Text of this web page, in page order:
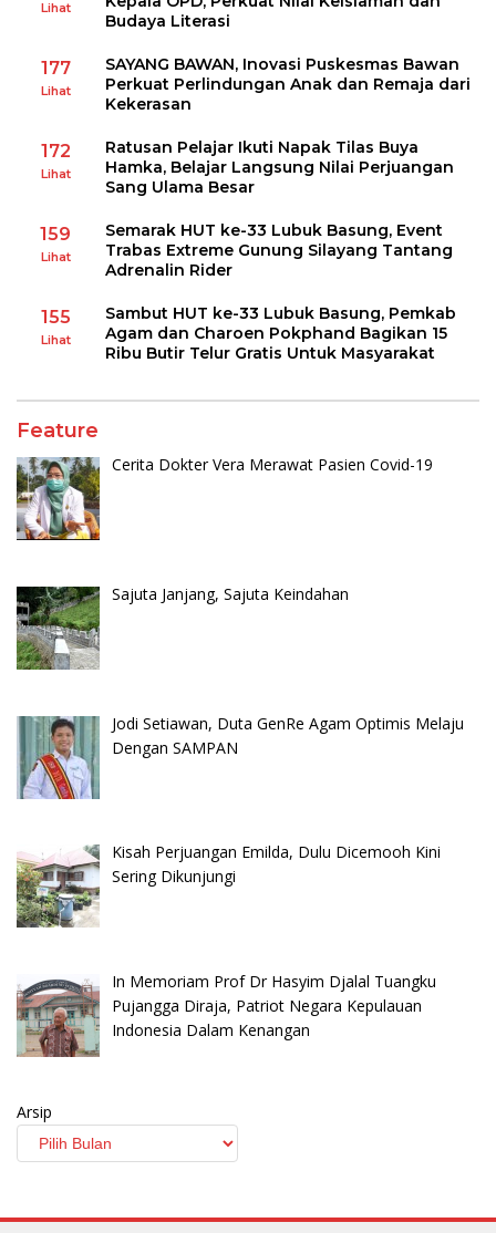
Lihat
Budaya Literasi
177
Lihat
SAYANG BAWAN, Inovasi Puskesmas Bawan
Perkuat Perlindungan Anak dan Remaja dari
Kekerasan
172
Lihat
Ratusan Pelajar Ikuti Napak Tilas Buya
Hamka, Belajar Langsung Nilai Perjuangan
Sang Ulama Besar
159
Lihat
Semarak HUT ke-33 Lubuk Basung, Event
Trabas Extreme Gunung Silayang Tantang
Adrenalin Rider
155
Lihat
Sambut HUT ke-33 Lubuk Basung, Pemkab
Agam dan Charoen Pokphand Bagikan 15
Ribu Butir Telur Gratis Untuk Masyarakat
Feature
Cerita Dokter Vera Merawat Pasien Covid-19
Sajuta Janjang, Sajuta Keindahan
Jodi Setiawan, Duta GenRe Agam Optimis Melaju
Dengan SAMPAN
Kisah Perjuangan Emilda, Dulu Dicemooh Kini
Sering Dikunjungi
In Memoriam Prof Dr Hasyim Djalal Tuangku
Pujangga Diraja, Patriot Negara Kepulauan
Indonesia Dalam Kenangan
Arsip